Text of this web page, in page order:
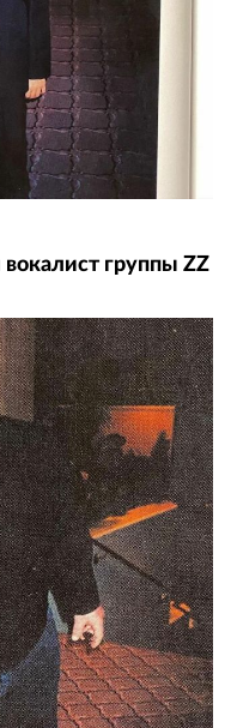
вокалист группы ZZ